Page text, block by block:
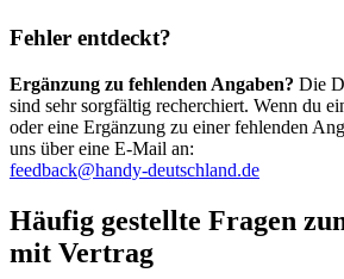
Fehler entdeckt?
Ergänzung zu fehlenden Angaben? Die
sind sehr sorgfältig recherchiert. Wenn du
oder eine Ergänzung zu einer fehlenden
uns über eine E-Mail an:
feedback@handy-deutschland.de
Häufig gestellte Fragen
mit Vertrag